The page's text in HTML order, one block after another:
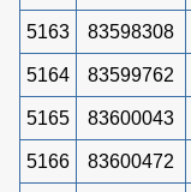
5163 83598308
5164 83599762
5165 83600043
5166 83600472